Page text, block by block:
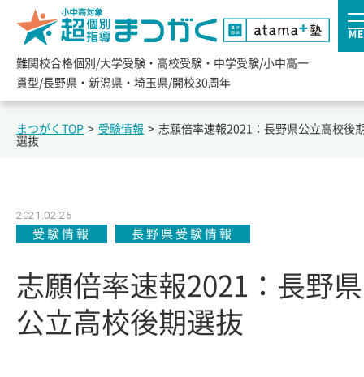
難関校合格個別/大学受験・高校受験・中学受験/小中高一
貫型/長野県・新潟県・埼玉県/開校30周年
まつがくTOP > 受験情報 > 志願倍率速報2021：長野県公立高校後
選抜
2021.02.25
受験情報
長野県受験情報
志願倍率速報2021：長野県
公立高校後期選抜